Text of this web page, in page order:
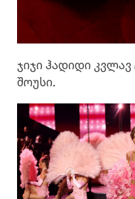
ჯიჯი ჰადიდი
შოუსი.